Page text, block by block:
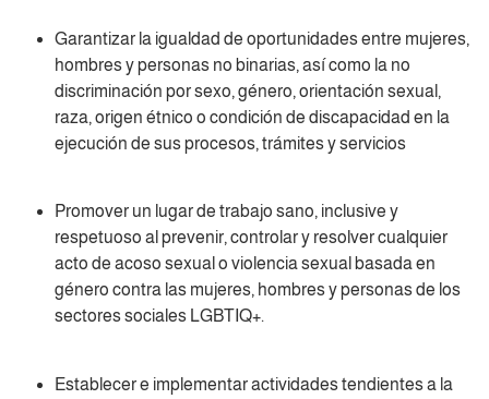
Garantizar la igualdad de oportunidades entre mujeres,
hombres y personas no binarias, así como la no
discriminación por sexo, género, orientación sexual,
raza, origen étnico o condición de discapacidad en la
ejecución de sus procesos, trámites y servicios
Promover un lugar de trabajo sano, inclusive y
respetuoso al prevenir, controlar y resolver cualquier
acto de acoso sexual o violencia sexual basada en
género contra las mujeres, hombres y personas de los
sectores sociales LGBTIQ+.
Establecer e implementar actividades tendientes a la